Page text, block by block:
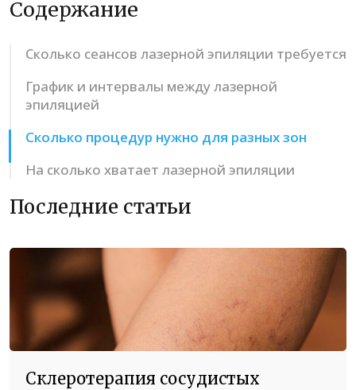
Содержание
Сколько сеансов лазерной эпиляции требуется
График и интервалы между лазерной
эпиляцией
Сколько процедур нужно для разных зон
На сколько хватает лазерной эпиляции
Последние статьи
Склеротерапия сосудистых